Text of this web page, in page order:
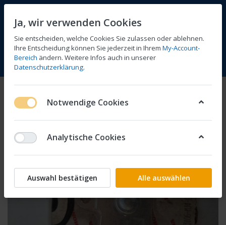
Menü Anmelden Vergleichen Wunschliste
Ja, wir verwenden Cookies
Sie entscheiden, welche Cookies Sie zulassen oder ablehnen.
Ihre Entscheidung können Sie jederzeit in Ihrem My-Account-
Bereich ändern. Weitere Infos auch in unserer
Datenschutzerklärung.
Notwendige Cookies
Analytische Cookies
Auswahl bestätigen Alle auswählen